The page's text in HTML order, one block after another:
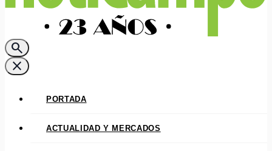
search
close
PORTADA
ACTUALIDAD Y MERCADOS